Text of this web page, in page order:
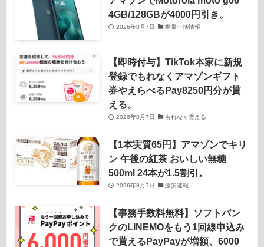
4GB/128GBが4000円引き。
2026年8月7日 携帯一括情報
【即時付与】TikTok本家に新規
登録でもれなくアマゾンギフト
券やえらべるPay8250円分が貰
える。
2026年8月7日 もれなく貰える
【1本実質65円】アマゾンでキリ
ン 午後の紅茶 おいしい無糖
500ml 24本が1.5割引。
2026年8月7日 激安速報
【事務手数料無料】ソフトバン
クのLINEMOをもう1回線申込み
で貰えるPayPayが増額、6000